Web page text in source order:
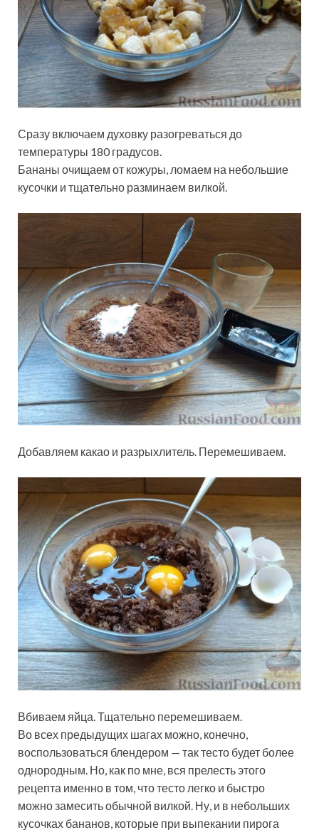
Сразу включаем духовку разогреваться до
температуры 180 градусов.
Бананы очищаем от кожуры, ломаем на небольшие
кусочки и тщательно разминаем вилкой.
Добавляем какао и разрыхлитель. Перемешиваем.
Вбиваем яйца. Тщательно перемешиваем.
Во всех предыдущих шагах можно, конечно,
воспользоваться блендером — так тесто будет более
однородным. Но, как по мне, вся прелесть этого
рецепта именно в том, что тесто легко и быстро
можно замесить обычной вилкой. Ну, и в небольших
кусочках бананов, которые при выпекании пирога